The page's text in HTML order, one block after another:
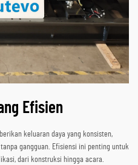
Efisien
keluaran daya yang konsisten,
gangguan. Efisiensi ini penting untuk
dari konstruksi hingga acara.